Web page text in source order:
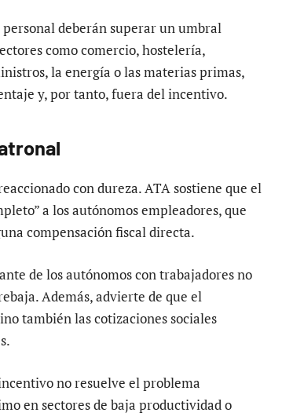
deberán superar un umbral
como comercio, hostelería,
la energía o las materias primas,
y, por tanto, fuera del incentivo.
con dureza. ATA sostiene que el
a los autónomos empleadores, que
compensación fiscal directa.
de los autónomos con trabajadores no
Además, advierte de que el
también las cotizaciones sociales
no resuelve el problema
en sectores de baja productividad o